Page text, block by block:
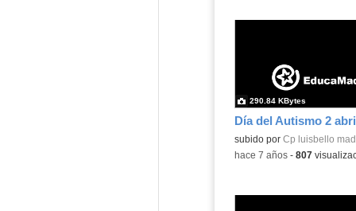
subido por Cp luisbello
290.84 KBytes
-hace 7 años- 807